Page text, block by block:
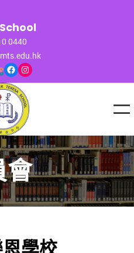
0440
Facebook Instagram
會
學校